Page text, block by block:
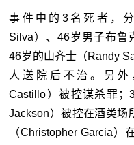
事件中的3名死者，
Silva）、46岁男子布鲁
46岁的山齐士（Randy
人送院后不治。另外
Castillo）被控谋杀罪；
Jackson）被控在酒类场
（Christopher Garcia）